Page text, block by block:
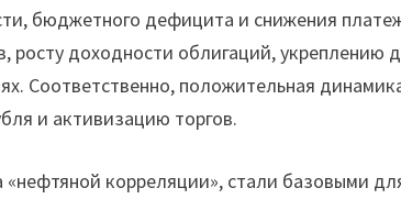
бюджетного дефицита и снижения
росту доходности облигаций, укреплению
Соответственно, положительная
и активизацию торгов.
корреляции», стали базовыми